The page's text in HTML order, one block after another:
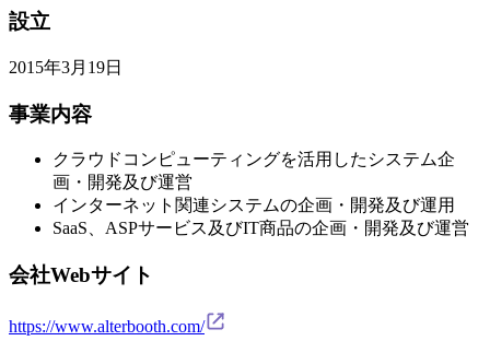
設立
2015年3月19日
事業内容
クラウドコンピューティングを活用したシステム企
画・開発及び運営
インターネット関連システムの企画・開発及び運用
SaaS、ASPサービス及びIT商品の企画・開発及び運営
会社Webサイト
https://www.alterbooth.com/